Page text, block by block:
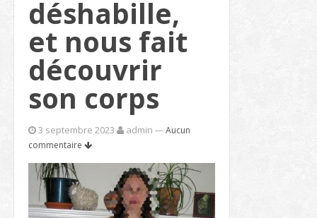
déshabille,
et nous fait
découvrir
son corps
3 septembre 2023 admin —Aucun
commentaire